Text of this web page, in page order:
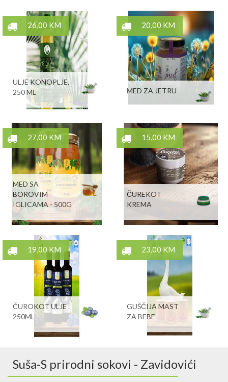
26,00 KM
ULJE KONOPLJE,
250 ML
20,00 KM
MED ZA JETRU
27,00 KM
MED SA
BOROVIM
IGLICAMA - 500G
15,00 KM
ČUREKOT
KREMA
19,00 KM
ČUROKOT ULJE
250ML
23,00 KM
GUŠČIJA MAST
ZA BEBE
Suša-S prirodni sokovi - Zavidovići